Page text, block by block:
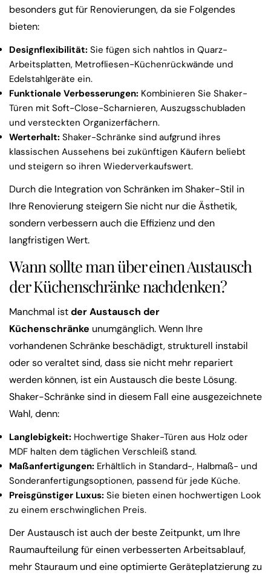
besonders gut für Renovierungen, da sie Folgendes
bieten:
Designflexibilität: Sie fügen sich nahtlos in Quarz-
Arbeitsplatten, Metrofliesen-Küchenrückwände und
Edelstahlgeräte ein.
Funktionale Verbesserungen: Kombinieren Sie Shaker-
Türen mit Soft-Close-Scharnieren, Auszugsschubladen
und versteckten Organizerfächern.
Werterhalt: Shaker-Schränke sind aufgrund ihres
klassischen Aussehens bei zukünftigen Käufern beliebt
und steigern so ihren Wiederverkaufswert.
Durch die Integration von Schränken im Shaker-Stil in
Ihre Renovierung steigern Sie nicht nur die Ästhetik,
sondern verbessern auch die Effizienz und den
langfristigen Wert.
Wann sollte man über einen Austausch
der Küchenschränke nachdenken?
Manchmal istder Austausch der
Küchenschränke unumgänglich. Wenn Ihre
vorhandenen Schränke beschädigt, strukturell instabil
oder so veraltet sind, dass sie nicht mehr repariert
werden können, ist ein Austausch die beste Lösung.
Shaker-Schränke sind in diesem Fall eine ausgezeichnete
Wahl, denn:
Langlebigkeit: Hochwertige Shaker-Türen aus Holz oder
MDF halten dem täglichen Verschleiß stand.
Maßanfertigungen: Erhältlich in Standard-, Halbmaß- und
Sonderanfertigungsoptionen, passend für jede Küche.
Preisgünstiger Luxus: Sie bieten einen hochwertigen Look
zu einem erschwinglichen Preis.
Der Austausch ist auch der beste Zeitpunkt, um Ihre
Raumaufteilung für einen verbesserten Arbeitsablauf,
mehr Stauraum und eine optimierte Geräteplatzierung zu